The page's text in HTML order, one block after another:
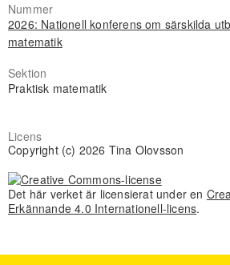
Nummer
2026: Nationell konferens om särskilda
matematik
Sektion
Praktisk matematik
Licens
Copyright (c) 2026 Tina Olovsson
Det här verket är licensierat under en
Erkännande 4.0 Internationell-licens.